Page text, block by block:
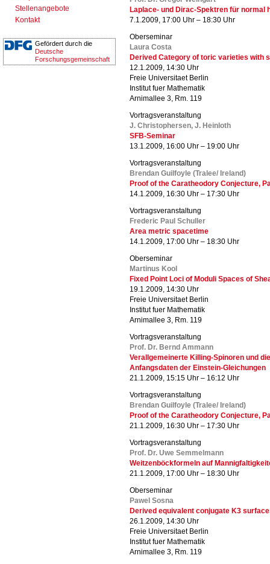
Stellenangebote
Kontakt
Gefördert durch die
Deutsche
Forschungsgemeinschaft
Laplace- und Dirac-Spektren für normal
7.1.2009, 17:00 Uhr – 18:30 Uhr
Oberseminar
Laura Costa
Derived Category of toric varieties with
12.1.2009, 14:30 Uhr
Freie Universitaet Berlin
Institut fuer Mathematik
Arnimallee 3, Rm. 119
Vortragsveranstaltung
J. Christophersen, J. Heinloth
SFB-Seminar
13.1.2009, 16:00 Uhr – 19:00 Uhr
Vortragsveranstaltung
Brendan Guilfoyle (Tralee/ Ireland)
Proof of the Caratheodory Conjecture,
14.1.2009, 16:30 Uhr – 17:30 Uhr
Vortragsveranstaltung
Frederic Paul Schuller
Area metric spacetime
14.1.2009, 17:00 Uhr – 18:30 Uhr
Oberseminar
Martinus Kool
Fixed Point Loci of Moduli Spaces of
19.1.2009, 14:30 Uhr
Freie Universitaet Berlin
Institut fuer Mathematik
Arnimallee 3, Rm. 119
Vortragsveranstaltung
Prof. Dr. Bernd Ammann
Verallgemeinerte Killing-Spinoren und
Anfangsdaten der Einstein-Gleichungen
21.1.2009, 15:15 Uhr – 16:12 Uhr
Vortragsveranstaltung
Brendan Guilfoyle (Tralee/ Ireland)
Proof of the Caratheodory Conjecture,
21.1.2009, 16:30 Uhr – 17:30 Uhr
Vortragsveranstaltung
Prof. Dr. Uwe Semmelmann
Weitzenböckformeln auf
21.1.2009, 17:00 Uhr – 18:30 Uhr
Oberseminar
Pawel Sosna
Derived equivalent conjugate K3
26.1.2009, 14:30 Uhr
Freie Universitaet Berlin
Institut fuer Mathematik
Arnimallee 3, Rm. 119